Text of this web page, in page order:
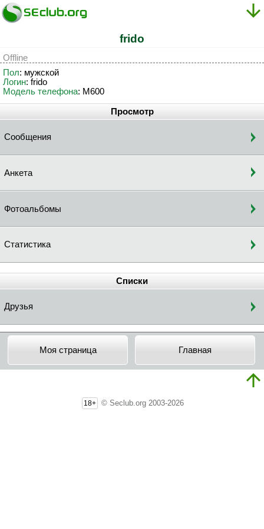
frido
Offline
Пол: мужской
Логин: frido
Модель телефона: M600
Просмотр
Сообщения
Анкета
Фотоальбомы
Статистика
Списки
Друзья
Моя страница Главная
18+ © Seclub.org 2003-2026